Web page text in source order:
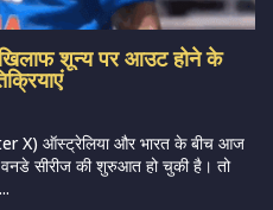
शून्य पर आउट होने के
X) ऑस्ट्रेलिया और भारत के बीच आज
वनडे सीरीज की शुरुआत हो चुकी है। तो